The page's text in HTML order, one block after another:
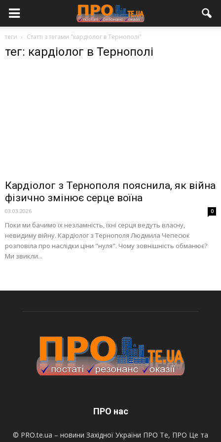
теги Статті з тегами "кардіолог в Тернополі"
тег: кардіолог в Тернополі
Кардіолог з Тернополя пояснила, як війна
фізично змінює серце воїна
03.03.2026 0
Поки ми бачимо їх незламність, їхні серця ведуть власну,
невидиму війну. Кардіолог з Тернополя Людмила Чепесюк
розповіла про наслідки ціни "нуля". Чому зовнішність обманює?
Ми звикли...
ПРО нас
© PRO.te.ua – новини Західної України ПРО Те, ПРО Це та